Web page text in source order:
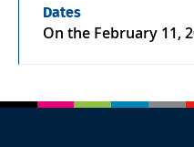
Dates
On theFebruary 11,